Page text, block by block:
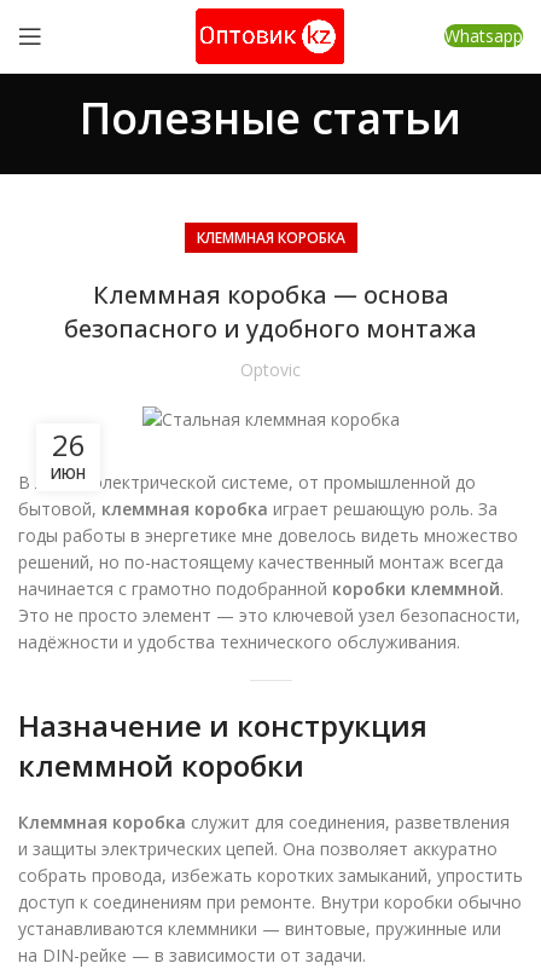
Whatsapp
Полезные статьи
КЛЕММНАЯ КОРОБКА
Клеммная коробка — основа
безопасного и удобного монтажа
Optovic
26
ИЮН
В любой электрической системе, от промышленной до
бытовой, клеммная коробка играет решающую роль. За
годы работы в энергетике мне довелось видеть множество
решений, но по-настоящему качественный монтаж всегда
начинается с грамотно подобранной коробки клеммной.
Это не просто элемент — это ключевой узел безопасности,
надёжности и удобства технического обслуживания.
Назначение и конструкция
клеммной коробки
Клеммная коробка служит для соединения, разветвления
и защиты электрических цепей. Она позволяет аккуратно
собрать провода, избежать коротких замыканий, упростить
доступ к соединениям при ремонте. Внутри коробки обычно
устанавливаются клеммники — винтовые, пружинные или
на DIN-рейке — в зависимости от задачи.